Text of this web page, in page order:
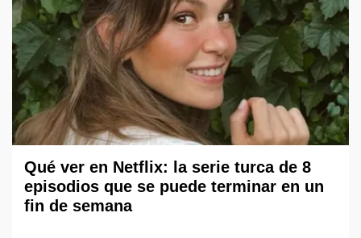
Qué ver en Netflix: la serie turca de 8
episodios que se puede terminar en un
fin de semana